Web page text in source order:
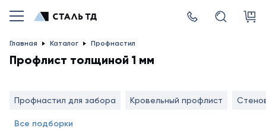
Главная Каталог Профнастил
Профлист толщиной 1 мм
Профнастил для забора Кровельный профлист
Все подборки